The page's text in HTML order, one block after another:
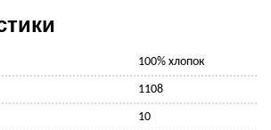
100% хлопок
1108
10